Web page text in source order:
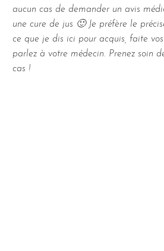
aucun cas de demander un avis
une cure de jus 🙂 Je préfère le
ce que je dis ici pour acquis, faite
parlez à votre médecin. Prenez soin
cas !